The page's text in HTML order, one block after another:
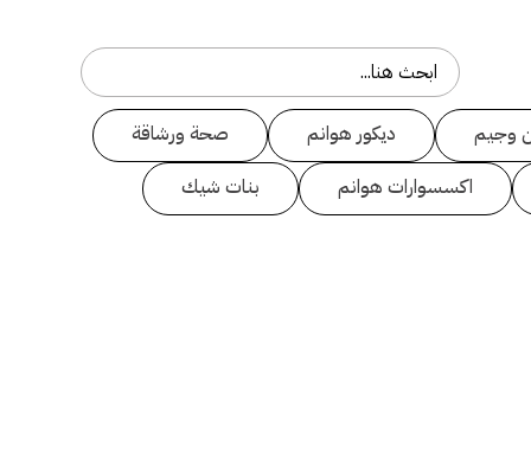
وجيم ديكور هوانم
صحة ورشاقة
اكسسوارات هوانم
بنات شيك